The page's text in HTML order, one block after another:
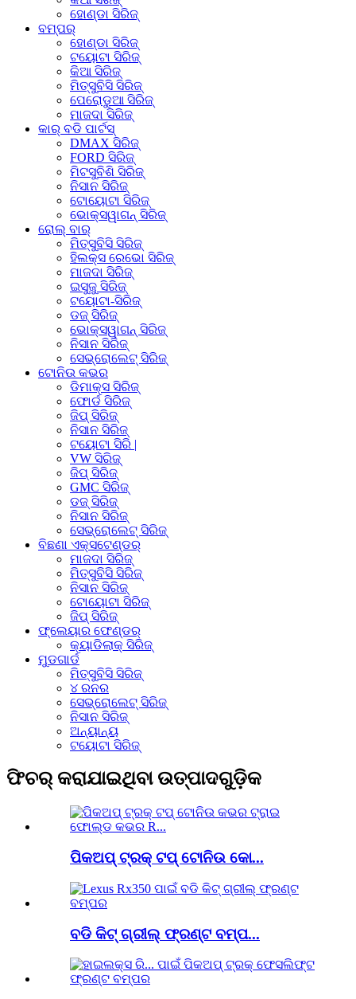
ହୋଣ୍ଡା ସିରିଜ୍
ବମ୍ପର୍
ହୋଣ୍ଡା ସିରିଜ୍
ଟୟୋଟା ସିରିଜ୍
କିଆ ସିରିଜ୍
ମିତ୍ସୁବିସି ସିରିଜ୍
ପେରୋଡୁଆ ସିରିଜ୍
ମାଜଦା ସିରିଜ୍
କାର୍ ବଡି ପାର୍ଟସ୍
DMAX ସିରିଜ୍
FORD ସିରିଜ୍
ମିଟସୁବିଶି ସିରିଜ୍
ନିସାନ ସିରିଜ୍
ଟୋୟୋଟା ସିରିଜ୍
ଭୋକ୍ସୱାଗନ୍ ସିରିଜ୍
ରୋଲ୍ ବାର୍
ମିତ୍ସୁବିସି ସିରିଜ୍
ହିଲକ୍ସ ରେଭୋ ସିରିଜ୍
ମାଜଦା ସିରିଜ୍
ଇସୁଜୁ ସିରିଜ୍
ଟୟୋଟା-ସିରିଜ୍
ଡଜ୍ ସିରିଜ୍
ଭୋକ୍ସୱାଗନ୍ ସିରିଜ୍
ନିସାନ ସିରିଜ୍
ସେଭ୍ରୋଲେଟ୍ ସିରିଜ୍
ଟୋନିଉ କଭର
ଡିମାକ୍ସ ସିରିଜ୍
ଫୋର୍ଡ ସିରିଜ୍
ଜିପ୍ ସିରିଜ୍
ନିସାନ ସିରିଜ୍
ଟୟୋଟା ସିରି |
VW ସିରିଜ୍
ଜିପ୍ ସିରିଜ୍
GMC ସିରିଜ୍
ଡଜ୍ ସିରିଜ୍
ନିସାନ ସିରିଜ୍
ସେଭ୍ରୋଲେଟ୍ ସିରିଜ୍
ବିଛଣା ଏକ୍ସଟେଣ୍ଡର୍
ମାଜଦା ସିରିଜ୍
ମିତ୍ସୁବିସି ସିରିଜ୍
ନିସାନ ସିରିଜ୍
ଟୋୟୋଟା ସିରିଜ୍
ଜିପ୍ ସିରିଜ୍
ଫ୍ଲେୟାର ଫେଣ୍ଡର୍
କ୍ୟାଡିଲାକ୍ ସିରିଜ୍
ମୁଡଗାର୍ଡ
ମିତ୍ସୁବିସି ସିରିଜ୍
୪ ରନର
ସେଭ୍ରୋଲେଟ୍ ସିରିଜ୍
ନିସାନ ସିରିଜ୍
ଅନ୍ୟାନ୍ୟ
ଟୟୋଟା ସିରିଜ୍
ଫିଚର୍ କରାଯାଇଥିବା ଉତ୍ପାଦଗୁଡ଼ିକ
ପିକଅପ୍ ଟ୍ରକ୍ ଟପ୍ ଟୋନିଉ କୋ...
ବଡି କିଟ୍ ଗ୍ରୀଲ୍ ଫ୍ରଣ୍ଟ ବମ୍ପ...